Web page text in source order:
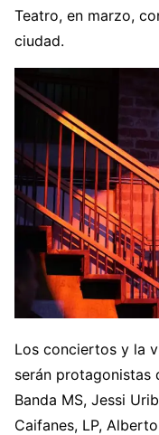
Teatro, en marzo,
ciudad.
Los conciertos y la
serán protagonistas
Banda MS, Jessi
Caifanes, LP,